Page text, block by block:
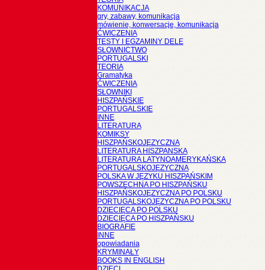
KOMUNIKACJA
gry, zabawy, komunikacja
mówienie, konwersacje, komunikacja
ĆWICZENIA
TESTY I EGZAMINY DELE
SŁOWNICTWO
PORTUGALSKI
TEORIA
Gramatyka
ĆWICZENIA
SŁOWNIKI
HISZPAŃSKIE
PORTUGALSKIE
INNE
LITERATURA
KOMIKSY
HISZPAŃSKOJĘZYCZNA
LITERATURA HISZPANSKA
LITERATURA LATYNOAMERYKAŃSKA
PORTUGALSKOJĘZYCZNA
POLSKA W JĘZYKU HISZPAŃSKIM
POWSZECHNA PO HISZPAŃSKU
HISZPAŃSKOJĘZYCZNA PO POLSKU
PORTUGALSKOJĘZYCZNA PO POLSKU
DZIECIĘCA PO POLSKU
DZIECIĘCA PO HISZPAŃSKU
BIOGRAFIE
INNE
opowiadania
KRYMINAŁY
BOOKS IN ENGLISH